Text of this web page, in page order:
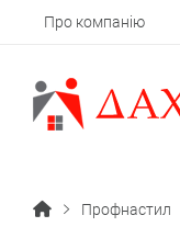
Про компанію
Профнастил